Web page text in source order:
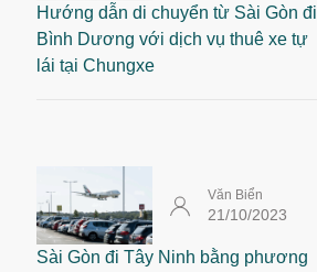
Hướng dẫn di chuyển từ Sài Gòn đi
Bình Dương với dịch vụ thuê xe tự
lái tại Chungxe
Văn Biển
21/10/2023
Sài Gòn đi Tây Ninh bằng phương